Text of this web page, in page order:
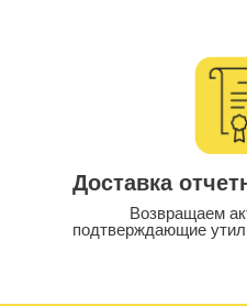
Доставка
Возвращаем
подтверждающие